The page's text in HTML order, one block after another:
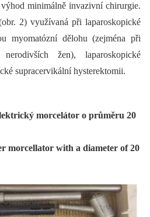
minimálně invazivní chirurgie.
2) využívaná při laparoskopické
myomatózní dělohu (zejména při
žen), laparoskopické
supracervikální hysterektomii.
morcelátor o průměru 20
morcellator with a diameter of 20